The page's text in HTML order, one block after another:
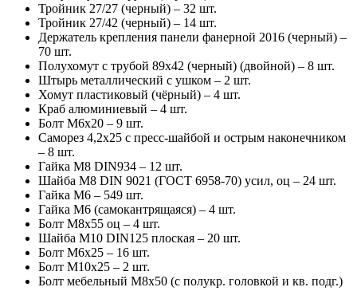
Тройник 27/27 (черный) – 32 шт.
Тройник 27/42 (черный) – 14 шт.
Держатель крепления панели фанерной 2016 (черный) –
70 шт.
Полухомут с трубой 89х42 (черный) (двойной) – 8 шт.
Штырь металлический с ушком – 2 шт.
Хомут пластиковый (чёрный) – 4 шт.
Краб алюминиевый – 4 шт.
Болт М6х20 – 9 шт.
Саморез 4,2х25 с пресс-шайбой и острым наконечником
– 8 шт.
Гайка М8 DIN934 – 12 шт.
Шайба М8 DIN 9021 (ГОСТ 6958-70) усил, оц – 24 шт.
Гайка М6 – 549 шт.
Гайка М6 (самокантрящаяся) – 4 шт.
Болт М8х55 оц – 4 шт.
Шайба М10 DIN125 плоская – 20 шт.
Болт М6х25 – 16 шт.
Болт М10х25 – 2 шт.
Болт мебельный М8х50 (с полукр. головкой и кв. подг.)